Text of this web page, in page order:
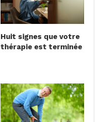
Huit signes que votre
thérapie est terminée